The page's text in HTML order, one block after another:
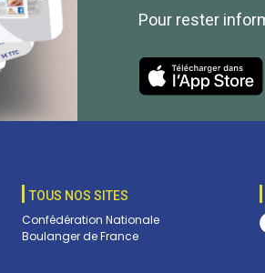
Pour rester
TOUS NOS SITES
Confédération Nationale
Boulanger de France